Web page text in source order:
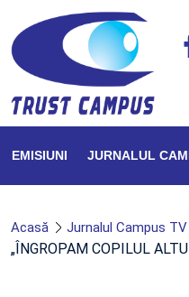
EMISIUNI JURNALUL
Acasă Jurnalul Campus TV
„ÎNGROPAM COPILUL